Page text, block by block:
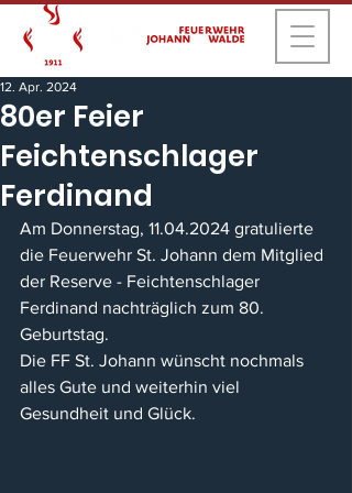
80er Feier
Feichtenschlager
Ferdinand
12. Apr. 2024
Am Donnerstag, 11.04.2024 gratulierte
die Feuerwehr St. Johann dem Mitglied
der Reserve - Feichtenschlager
Ferdinand nachträglich zum 80.
Geburtstag.
Die FF St. Johann wünscht nochmals
alles Gute und weiterhin viel
Gesundheit und Glück.